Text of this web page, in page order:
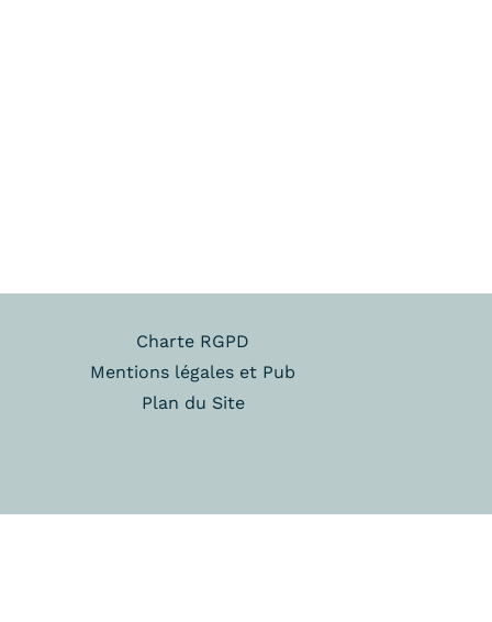
Charte RGPD
Mentions légales et Pub
Plan du Site